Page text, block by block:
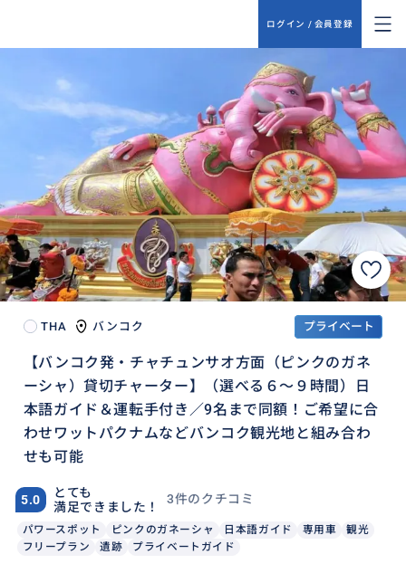
ログイン / 会員登録
THA バンコク プライベート
【バンコク発・チャチュンサオ方面（ピンクのガネ
ーシャ）貸切チャーター】（選べる６～９時間）日
本語ガイド＆運転手付き／9名まで同額！ご希望に合
わせワットパクナムなどバンコク観光地と組み合わ
せも可能
5.0
とても
満足できました！
3件のクチコミ
パワースポット ピンクのガネーシャ 日本語ガイド 専用車
観光
フリープラン
遺跡 プライベートガイド